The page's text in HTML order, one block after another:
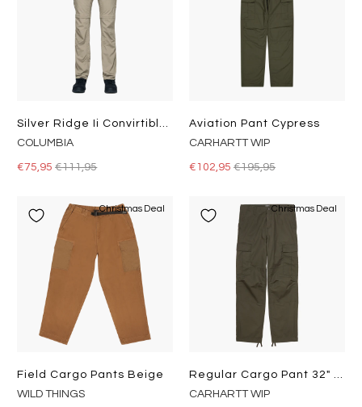
Silver Ridge Ii Convirtible Khaki
COLUMBIA
€75,95€111,95
Aviation Pant Cypress
CARHARTT WIP
€102,95 €195,95
Christmas Deal
Field Cargo Pants Beige
WILD THINGS
Christmas Deal
Regular Cargo Pant 32" Cypress /rinsed
CARHARTT WIP